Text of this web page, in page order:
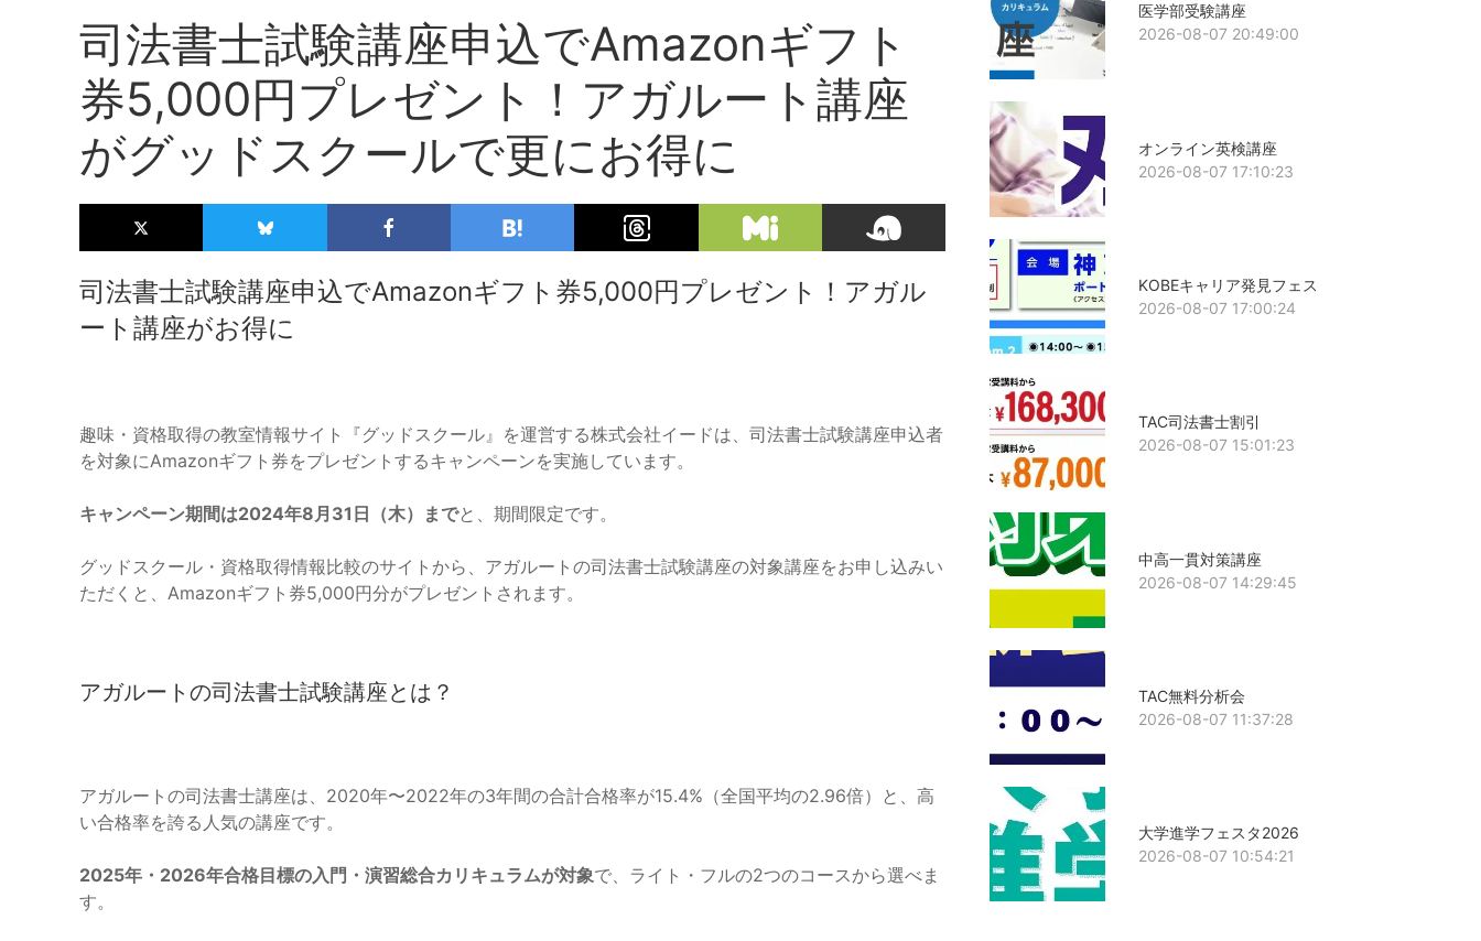
司法書士試験講座申込でAmazonギフト
券5,000円プレゼント！アガルート講座
がグッドスクールで更にお得に
司法書士試験講座申込でAmazonギフト券5,000円プレゼント！アガル
ート講座がお得に
趣味・資格取得の教室情報サイト『グッドスクール』を運営する株式会社イードは、司法書士試験講座申込者
を対象にAmazonギフト券をプレゼントするキャンペーンを実施しています。
キャンペーン期間は2024年8月31日（木）までと、期間限定です。
グッドスクール・資格取得情報比較のサイトから、アガルートの司法書士試験講座の対象講座をお申し込みい
ただくと、Amazonギフト券5,000円分がプレゼントされます。
アガルートの司法書士試験講座とは？
アガルートの司法書士講座は、2020年〜2022年の3年間の合計合格率が15.4%（全国平均の2.96倍）と、高
い合格率を誇る人気の講座です。
2025年・2026年合格目標の入門・演習総合カリキュラムが対象で、ライト・フルの2つのコースから選べま
す。
医学部受験講座
2026-08-07 20:49:00
オンライン英検講座
2026-08-07 17:10:23
KOBEキャリア発見フェス
2026-08-07 17:00:24
TAC司法書士割引
2026-08-07 15:01:23
中高一貫対策講座
2026-08-07 14:29:45
TAC無料分析会
2026-08-07 11:37:28
大学進学フェスタ2026
2026-08-07 10:54:21